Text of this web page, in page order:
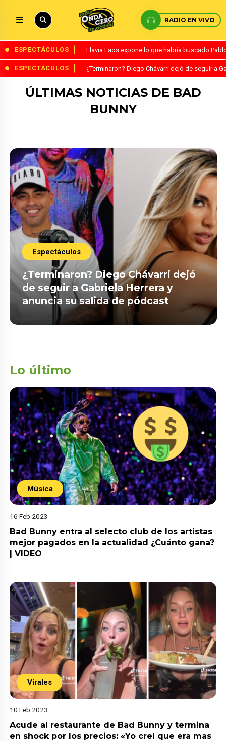
RADIO EN VIVO
ESPECTÁCULOS Flavia Laos expone lo que habría buscado
ESPECTÁCULOS ¿Terminaron? Diego Chávarri dejó de seguir a
ÚLTIMAS NOTICIAS DE BAD
BUNNY
Espectáculos
¿Terminaron? Diego Chávarri dejó
de seguir a Gabriela Herrera y
anuncia su salida de pódcast
Lo último
Música
16 Feb 2023
Bad Bunny entra al selecto club de los artistas
mejor pagados en la actualidad ¿Cuánto gana?
| VIDEO
Virales
10 Feb 2023
Acude al restaurante de Bad Bunny y termina
en shock por los precios: «Yo creí que era mas